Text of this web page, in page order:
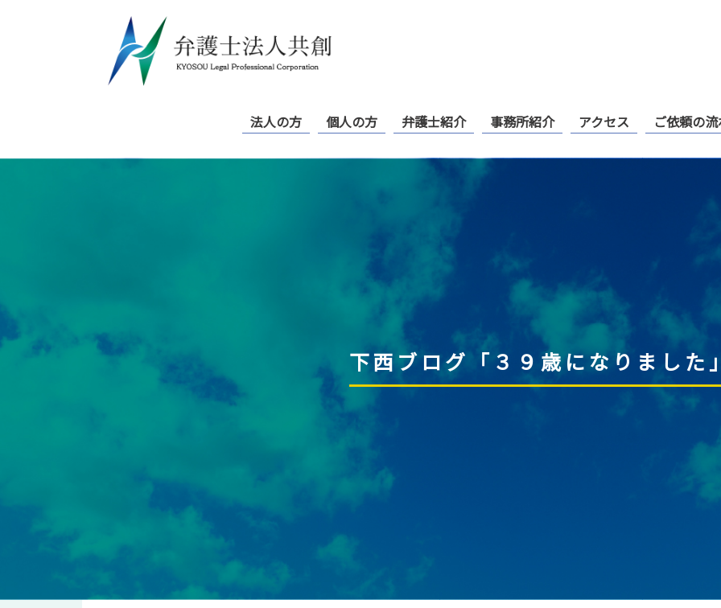
法人の方 個人の方 弁護士紹介 事務所紹介 アクセス ご依頼の
下西ブログ「３９歳になりました